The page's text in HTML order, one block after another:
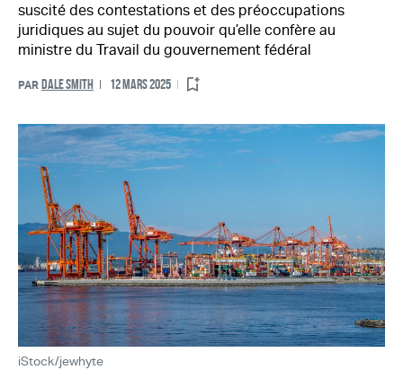
suscité des contestations et des préoccupations
juridiques au sujet du pouvoir qu’elle confère au
ministre du Travail du gouvernement fédéral
PAR DALE SMITH 12 MARS 2025
iStock/jewhyte